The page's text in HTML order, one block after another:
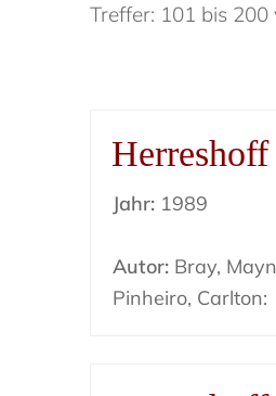
Treffer: 101 bis 200
Jahr: 1989
Autor: Bray,
Pinheiro, Carlton: